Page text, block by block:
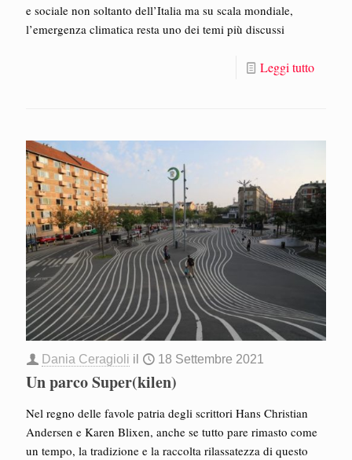
e sociale non soltanto dell’Italia ma su scala mondiale,
l’emergenza climatica resta uno dei temi più discussi
Leggi tutto
Dania Ceragioli il 18 Settembre 2021
Un parco Super(kilen)
Nel regno delle favole patria degli scrittori Hans Christian
Andersen e Karen Blixen, anche se tutto pare rimasto come
un tempo, la tradizione e la raccolta rilassatezza di questo